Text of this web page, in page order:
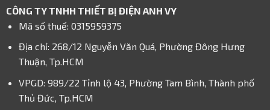
CÔNG TY TNHH THIẾT BỊ ĐIỆN ANH VY
Mã số thuế: 0315959375
Địa chỉ: 268/12 Nguyễn Văn Quá, Phường Đông Hưng
Thuận, Tp.HCM
VPGD: 989/22 Tỉnh lộ 43, Phường Tam Bình, Thành phố
Thủ Đức, Tp.HCM